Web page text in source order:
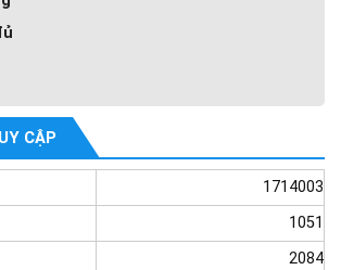
CẬP
1714003
1051
2084